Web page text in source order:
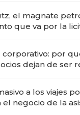
el magnate
que va por la
corporativo: por
dejan de ser
a los viajes
negocio de la